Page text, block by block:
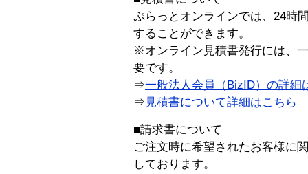
ぷらっとオンラインでは、24時
することができます。
※オンライン見積書発行には、
要です。
⇒一般法人会員（BizID）の詳細
⇒ 見積書について詳細はこちら
■請求書について
ご注文時に希望されたお客様に
しております。